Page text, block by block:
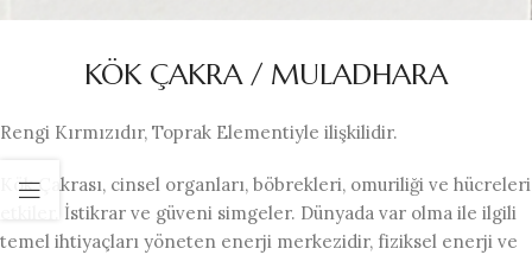
KÖK ÇAKRA / MULADHARA
Rengi Kırmızıdır, Toprak Elementiyle ilişkilidir.
Kök Çakrası, cinsel organları, böbrekleri, omuriliği ve hücreleri
etkiler. İstikrar ve güveni simgeler. Dünyada var olma ile ilgili
temel ihtiyaçları yöneten enerji merkezidir, fiziksel enerji ve